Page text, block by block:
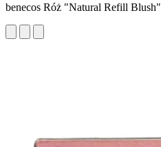
benecos Róż "Natural Refill Blush"